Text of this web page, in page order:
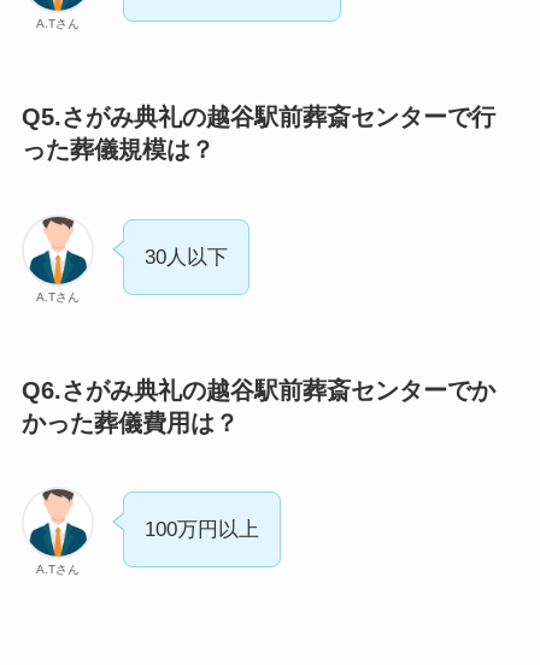
A.Tさん
Q5.さがみ典礼の越谷駅前葬斎センターで行
った葬儀規模は？
A.Tさん
30人以下
Q6.さがみ典礼の越谷駅前葬斎センターでか
かった葬儀費用は？
A.Tさん
100万円以上